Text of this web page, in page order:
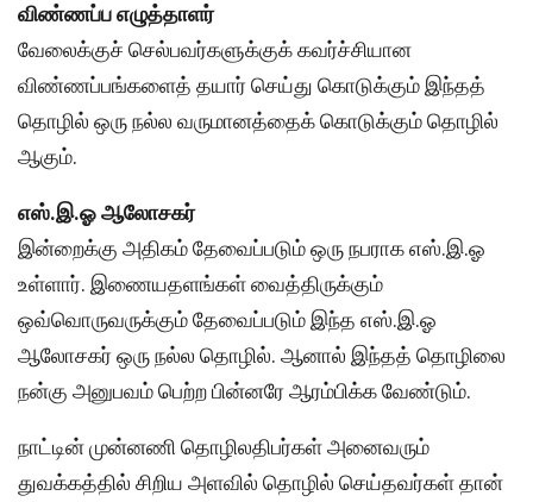
விண்ணப்ப எழுத்தாளர்
வேலைக்குச் செல்பவர்களுக்குக் கவர்ச்சியான
விண்ணப்பங்களைத் தயார் செய்து கொடுக்கும் இந்தத்
தொழில் ஒரு நல்ல வருமானத்தைக் கொடுக்கும் தொழில்
ஆகும்.
எஸ்.இ.ஓ ஆலோசகர்
இன்றைக்கு அதிகம் தேவைப்படும் ஒரு நபராக எஸ்.இ.ஓ
உள்ளார். இணையதளங்கள் வைத்திருக்கும்
ஒவ்வொருவருக்கும் தேவைப்படும் இந்த எஸ்.இ.ஓ
ஆலோசகர் ஒரு நல்ல தொழில். ஆனால் இந்தத் தொழிலை
நன்கு அனுபவம் பெற்ற பின்னரே ஆரம்பிக்க வேண்டும்.
நாட்டின் முன்னணி தொழிலதிபர்கள் அனைவரும்
துவக்கத்தில் சிறிய அளவில் தொழில் செய்தவர்கள் தான்